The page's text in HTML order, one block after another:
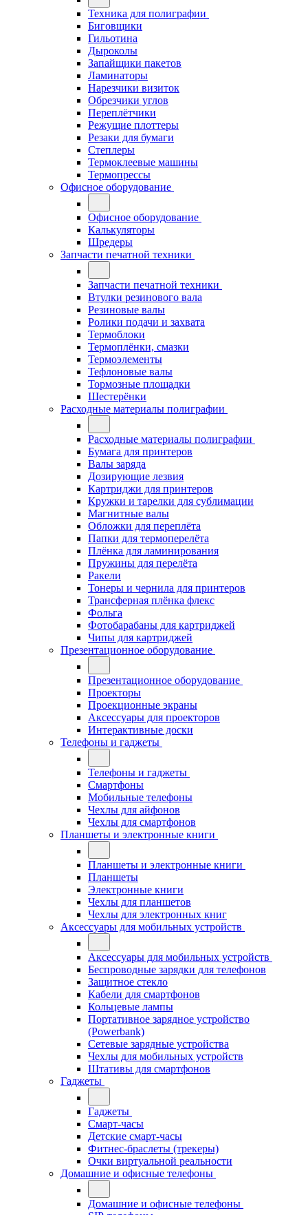
Техника для полиграфии
Биговщики
Гильотина
Дыроколы
Запайщики пакетов
Ламинаторы
Нарезчики визиток
Обрезчики углов
Переплётчики
Режущие плоттеры
Резаки для бумаги
Степлеры
Термоклеевые машины
Термопрессы
Офисное оборудование
Офисное оборудование
Калькуляторы
Шредеры
Запчасти печатной техники
Запчасти печатной техники
Втулки резинового вала
Резиновые валы
Ролики подачи и захвата
Термоблоки
Термоплёнки, смазки
Термоэлементы
Тефлоновые валы
Тормозные площадки
Шестерёнки
Расходные материалы полиграфии
Расходные материалы полиграфии
Бумага для принтеров
Валы заряда
Дозирующие лезвия
Картриджи для принтеров
Кружки и тарелки для сублимации
Магнитные валы
Обложки для переплёта
Папки для термоперелёта
Плёнка для ламинирования
Пружины для перелёта
Ракели
Тонеры и чернила для принтеров
Трансферная плёнка флекс
Фольга
Фотобарабаны для картриджей
Чипы для картриджей
Презентационное оборудование
Презентационное оборудование
Проекторы
Проекционные экраны
Аксессуары для проекторов
Интерактивные доски
Телефоны и гаджеты
Телефоны и гаджеты
Смартфоны
Мобильные телефоны
Чехлы для айфонов
Чехлы для смартфонов
Планшеты и электронные книги
Планшеты и электронные книги
Планшеты
Электронные книги
Чехлы для планшетов
Чехлы для электронных книг
Аксессуары для мобильных устройств
Аксессуары для мобильных устройств
Беспроводные зарядки для телефонов
Защитное стекло
Кабели для смартфонов
Кольцевые лампы
Портативное зарядное устройство
(Powerbank)
Сетевые зарядные устройства
Чехлы для мобильных устройств
Штативы для смартфонов
Гаджеты
Гаджеты
Смарт-часы
Детские смарт-часы
Фитнес-браслеты (трекеры)
Очки виртуальной реальности
Домашние и офисные телефоны
Домашние и офисные телефоны